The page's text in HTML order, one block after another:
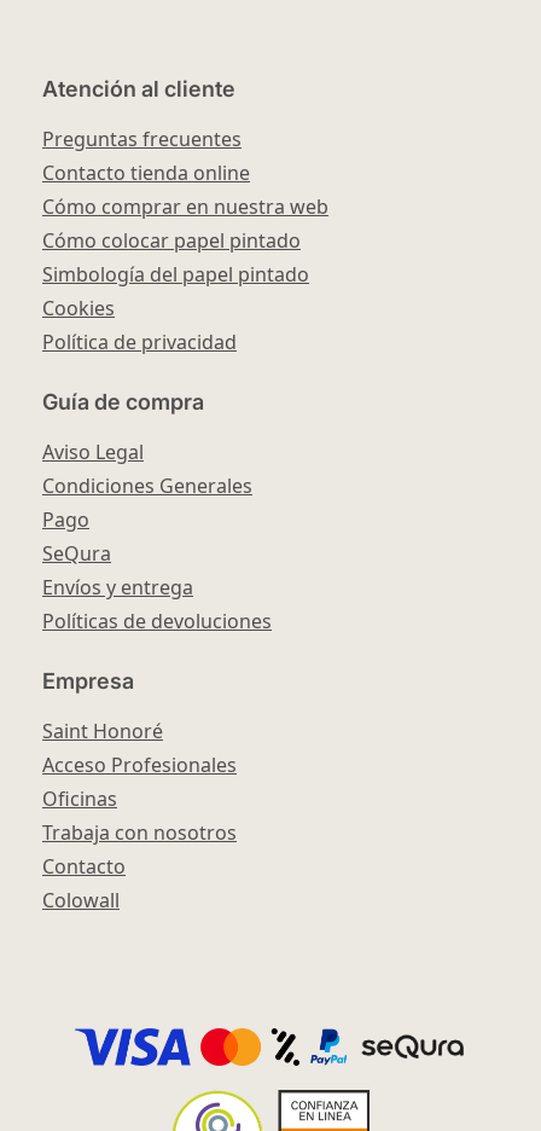
Atención al cliente
Preguntas frecuentes
Contacto tienda online
Cómo comprar en nuestra web
Cómo colocar papel pintado
Simbología del papel pintado
Cookies
Política de privacidad
Guía de compra
Aviso Legal
Condiciones Generales
Pago
SeQura
Envíos y entrega
Políticas de devoluciones
Empresa
Saint Honoré
Acceso Profesionales
Oficinas
Trabaja con nosotros
Contacto
Colowall